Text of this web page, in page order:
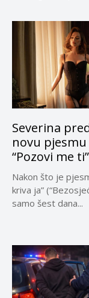
privremeno...
Severina
novu pjesmu
“Pozovi me ti”
Nakon što je
kriva ja”
samo šest dana...